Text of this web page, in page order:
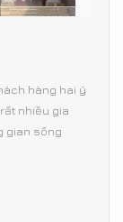
hàng hai ý
nhiều gia
gian sống